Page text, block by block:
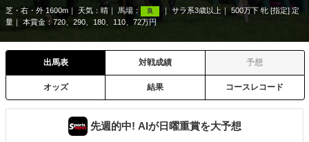
芝・右・外 1600m 天気： 晴 馬場： 良 サラ系3歳以上
500万下 牝 [指定] 定
量
本賞金：720、290、180、110、72万円
出馬表 対戦成績 予想
オッズ 結果 コースレコード
先週的中! AIが日曜重賞を大予想